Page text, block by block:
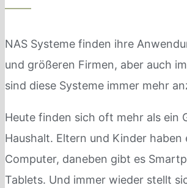
NAS Systeme finden ihre
und größeren Firmen, aber auch
sind diese Systeme immer mehr
Heute finden sich oft mehr als ein
Haushalt. Eltern und Kinder haben
Computer, daneben gibt es
Tablets. Und immer wieder stellt